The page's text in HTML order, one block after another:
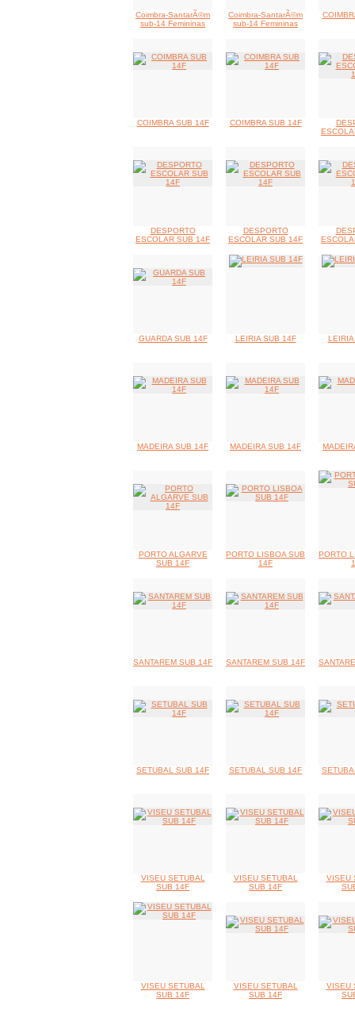
Coimbra-SantarÃ©m
sub-14 Femininas
Coimbra-SantarÃ©m
sub-14 Femininas
COIMBRA SUB 14F COIMBRA SUB 14F
DESPORTO
ESCOLAR SUB 14F
DESPORTO
ESCOLAR SUB 14F
GUARDA SUB 14F LEIRIA SUB 14F
MADEIRA SUB 14F MADEIRA SUB 14F
PORTO ALGARVE
SUB 14F
PORTO LISBOA SUB
14F
PORTO
SANTAREM SUB 14F SANTAREM SUB 14F
SETUBAL SUB 14F SETUBAL SUB 14F
VISEU SETUBAL
SUB 14F
VISEU SETUBAL
SUB 14F
VISEU
VISEU SETUBAL
SUB 14F
VISEU SETUBAL
SUB 14F
VISEU